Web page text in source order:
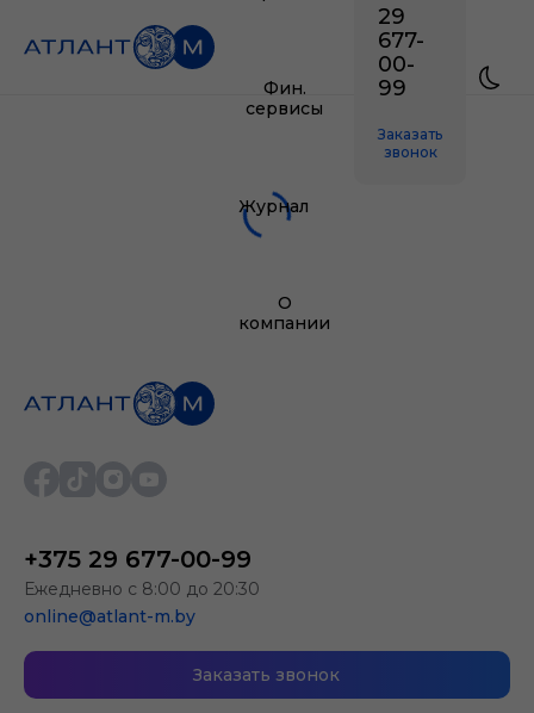
Фин.
сервисы
Журнал
О
компании
29
677-
00-
99
Заказать
звонок
+375 29 677-00-99
Ежедневно с 8:00 до 20:30
online@atlant-m.by
Заказать звонок